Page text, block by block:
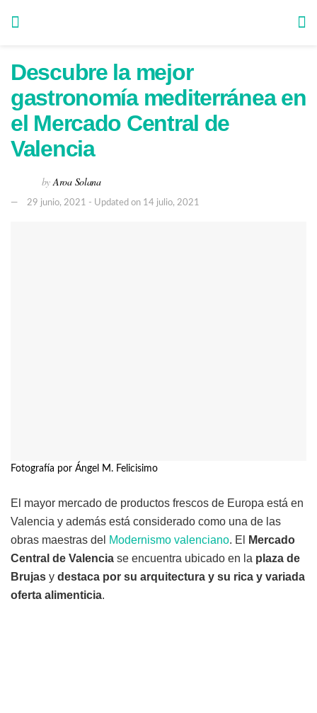
Descubre la mejor
gastronomía mediterránea en
el Mercado Central de
Valencia
by Aroa Solana
29 junio, 2021 - Updated on 14 julio, 2021
Fotografía por Ángel M. Felicisimo
El mayor mercado de productos frescos de Europa está en
Valencia y además está considerado como una de las
obras maestras del Modernismo valenciano. El
Mercado
Central de Valencia se encuentra ubicado en la plaza de
Brujas y destaca por su arquitectura y su rica y variada
oferta alimenticia.